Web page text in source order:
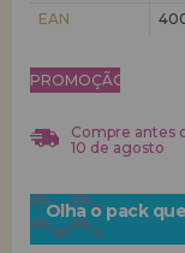
EAN
PROMOÇÃO!
Compre antes
10 de agosto
Olha o pack